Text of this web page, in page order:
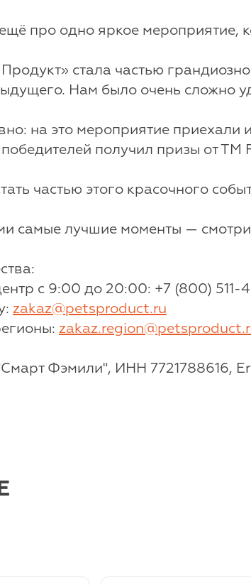
про одно яркое мероприятие,
стала частью
Нам было очень сложно
на это мероприятие приехали
получил призы от ТМ
частью этого красочного
самые лучшие моменты —
с 9:00 до 20:00: +7 (800) 511-
zakaz@petsproduct.ru
Фэмили", ИНН 7721788616,